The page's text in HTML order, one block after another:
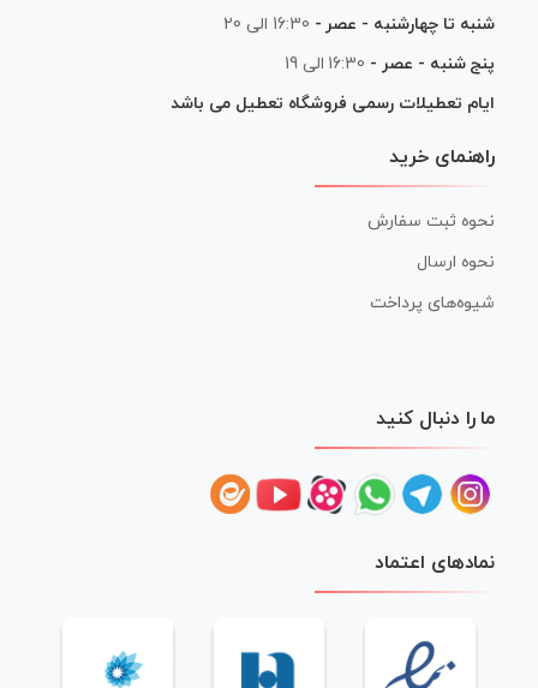
شنبه تا چهارشنبه - عصر - 16:30 الی 20
پنج شنبه - عصر - 16:30 الی 19
ایام تعطیلات رسمی فروشگاه تعطیل می باشد
راهنمای خرید
نحوه ثبت سفارش
نحوه ارسال
شیوه‌های پرداخت
ما را دنبال کنید
نمادهای اعتماد